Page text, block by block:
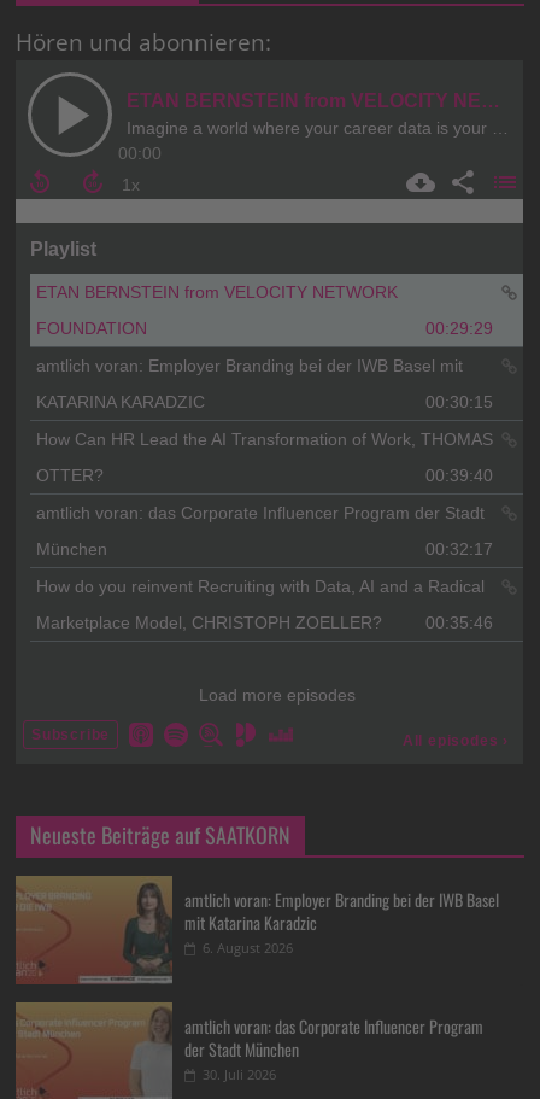
Hören und abonnieren:
Neueste Beiträge auf SAATKORN
amtlich voran: Employer Branding bei der IWB Basel
mit Katarina Karadzic
6. August 2026
amtlich voran: das Corporate Influencer Program
der Stadt München
30. Juli 2026